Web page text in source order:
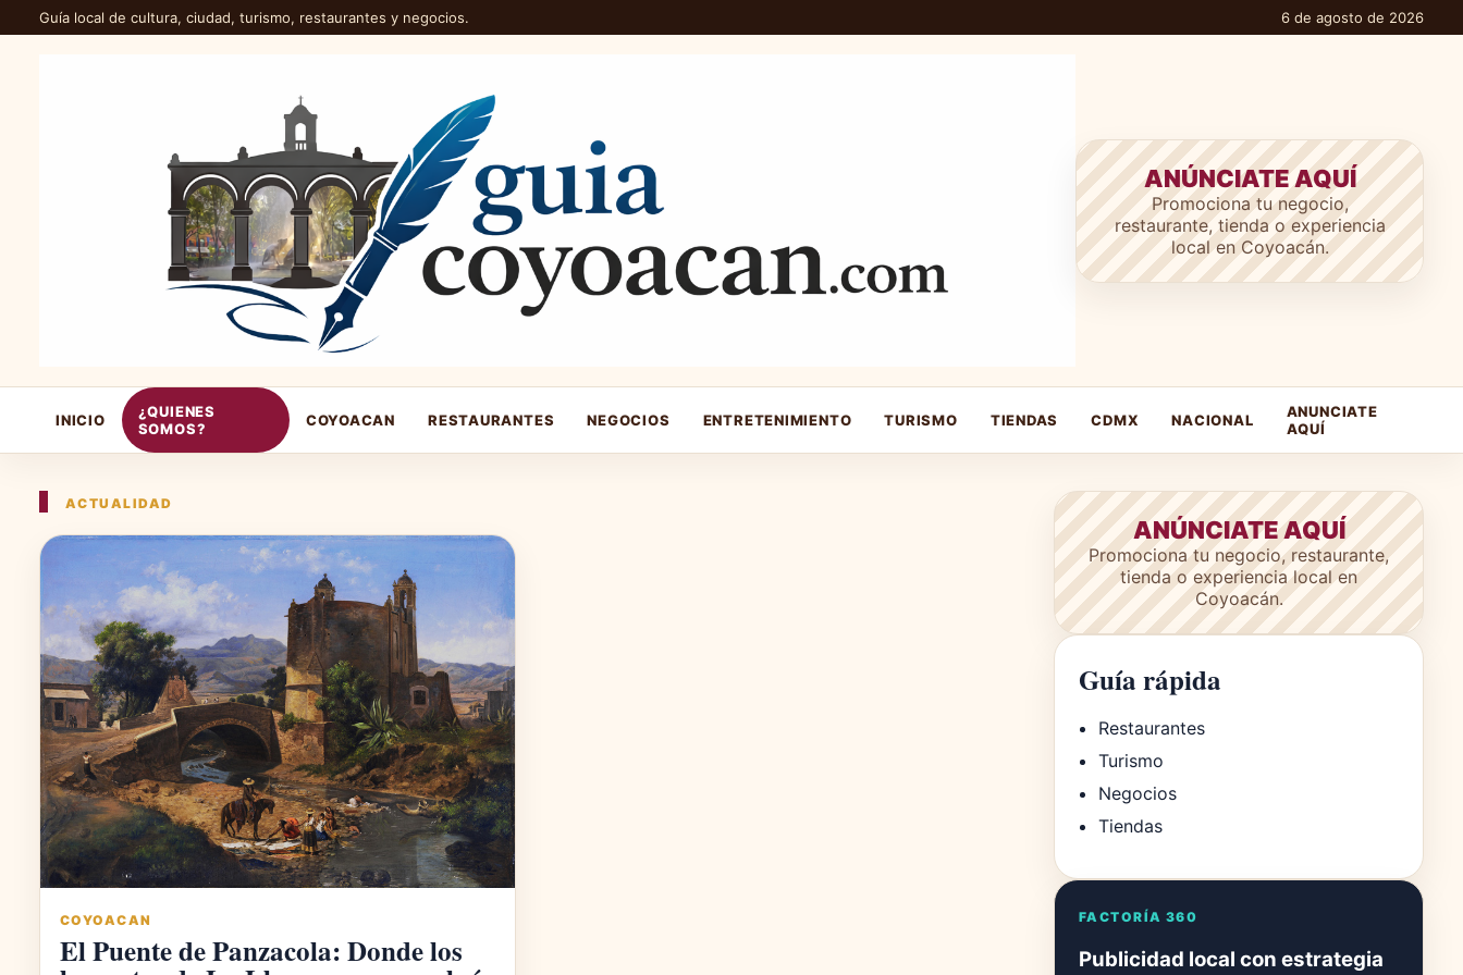
Guía local de cultura, ciudad, turismo, restaurantes y negocios. 6 de agosto de 2026
ANÚNCIATE AQUÍ
Promociona tu negocio,
restaurante, tienda o experiencia
local en Coyoacán.
INICIO
¿QUIENES
SOMOS?
COYOACAN RESTAURANTES NEGOCIOS ENTRETENIMIENTO TURISMO TIENDAS CDMX NACIONAL
ANUNCIATE
AQUÍ
ACTUALIDAD
COYOACAN
El Puente de Panzacola: Donde los
ANÚNCIATE AQUÍ
Promociona tu negocio, restaurante,
tienda o experiencia local en
Coyoacán.
Guía rápida
Restaurantes
Turismo
Negocios
Tiendas
FACTORÍA 360
Publicidad local con estrategia